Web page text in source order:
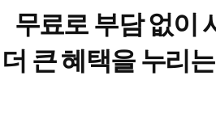
무료로 부담 없이
큰 혜택을 누리